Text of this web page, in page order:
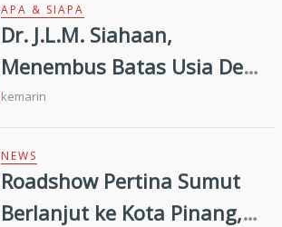
dan Palas Jelang Porprovsu
2026
APA & SIAPA
Dr. J.L.M. Siahaan,
Menembus Batas Usia Demi
Ilmu Pengetahuan
kemarin
NEWS
Roadshow Pertina Sumut
Berlanjut ke Kota Pinang,